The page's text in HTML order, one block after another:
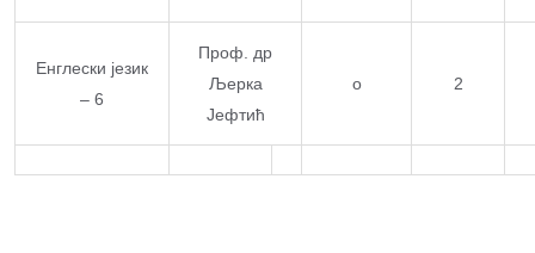
Енглески језик
– 6
Проф. др
Љерка
Јефтић
о 2